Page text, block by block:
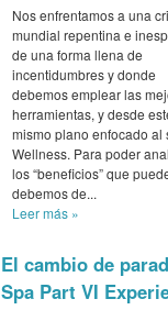
Nos enfrentamos a una
mundial repentina e
de una forma llena de
incentidumbres y donde
debemos emplear las
herramientas, y desde
mismo plano enfocado al
Wellness. Para poder
los “beneficios” que
debemos de...
Leer más »
El cambio de
Spa Part VI